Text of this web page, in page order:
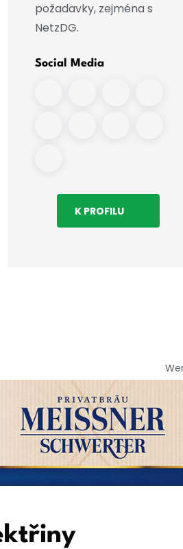
požadavky, zejména s
NetzDG.
Social Media
K PROFILU